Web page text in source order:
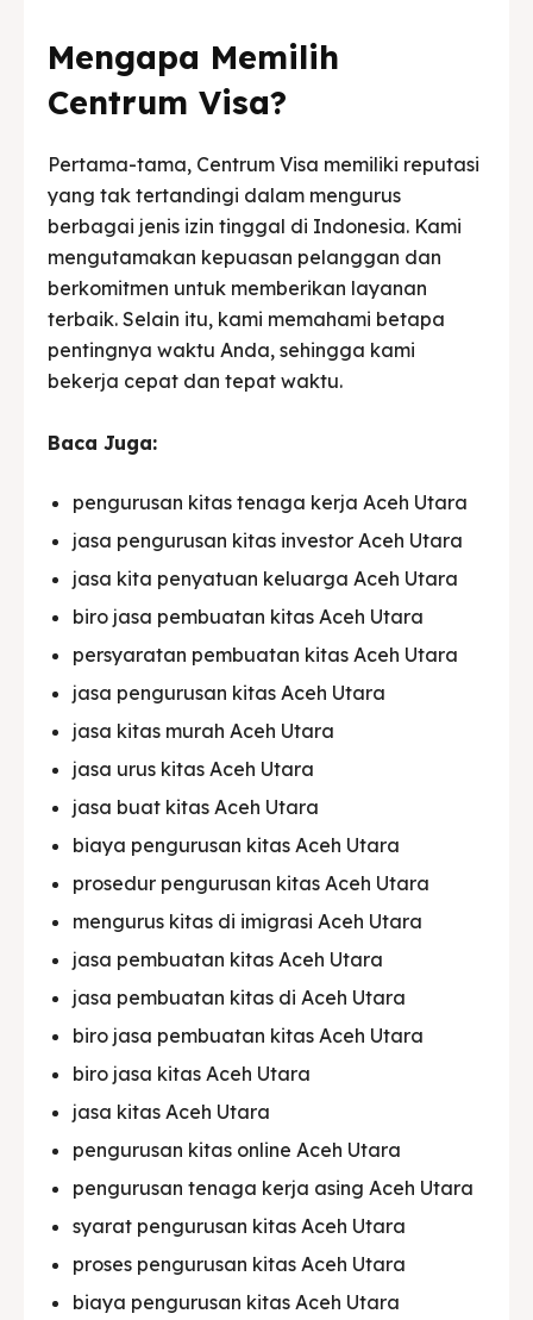
Mengapa Memilih
Centrum Visa?
Pertama-tama, Centrum Visa memiliki reputasi
yang tak tertandingi dalam mengurus
berbagai jenis izin tinggal di Indonesia. Kami
mengutamakan kepuasan pelanggan dan
berkomitmen untuk memberikan layanan
terbaik. Selain itu, kami memahami betapa
pentingnya waktu Anda, sehingga kami
bekerja cepat dan tepat waktu.
Baca Juga:
pengurusan kitas tenaga kerja Aceh Utara
jasa pengurusan kitas investor Aceh Utara
jasa kita penyatuan keluarga Aceh Utara
biro jasa pembuatan kitas Aceh Utara
persyaratan pembuatan kitas Aceh Utara
jasa pengurusan kitas Aceh Utara
jasa kitas murah Aceh Utara
jasa urus kitas Aceh Utara
jasa buat kitas Aceh Utara
biaya pengurusan kitas Aceh Utara
prosedur pengurusan kitas Aceh Utara
mengurus kitas di imigrasi Aceh Utara
jasa pembuatan kitas Aceh Utara
jasa pembuatan kitas di Aceh Utara
biro jasa pembuatan kitas Aceh Utara
biro jasa kitas Aceh Utara
jasa kitas Aceh Utara
pengurusan kitas online Aceh Utara
pengurusan tenaga kerja asing Aceh Utara
syarat pengurusan kitas Aceh Utara
proses pengurusan kitas Aceh Utara
biaya pengurusan kitas Aceh Utara